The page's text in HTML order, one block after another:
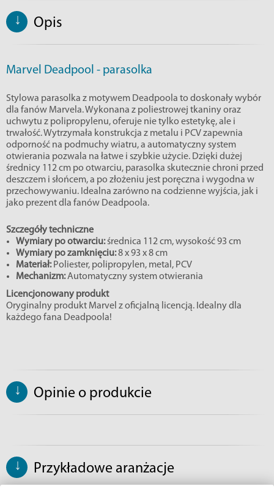
↓ Opis
Marvel Deadpool - parasolka
Stylowa parasolka z motywem Deadpoola to doskonały wybór
dla fanów Marvela. Wykonana z poliestrowej tkaniny oraz
uchwytu z polipropylenu, oferuje nie tylko estetykę, ale i
trwałość. Wytrzymała konstrukcja z metalu i PCV zapewnia
odporność na podmuchy wiatru, a automatyczny system
otwierania pozwala na łatwe i szybkie użycie. Dzięki dużej
średnicy 112 cm po otwarciu, parasolka skutecznie chroni przed
deszczem i słońcem, a po złożeniu jest poręczna i wygodna w
przechowywaniu. Idealna zarówno na codzienne wyjścia, jak i
jako prezent dla fanów Deadpoola.
Szczegóły techniczne
Wymiary po otwarciu:średnica 112 cm, wysokość 93 cm
Wymiary po zamknięciu:8 x 93 x 8 cm
Materiał:Poliester, polipropylen, metal, PCV
Mechanizm:Automatyczny system otwierania
Licencjonowany produkt
Oryginalny produkt Marvel z oficjalną licencją. Idealny dla
każdego fana Deadpoola!
↓ Opinie o produkcie
↓ Przykładowe aranżacje